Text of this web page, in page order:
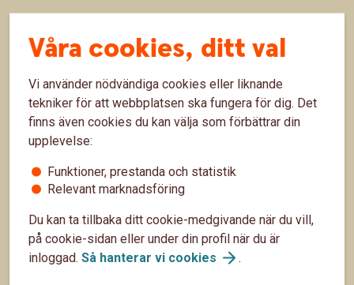
Våra cookies, ditt val
Vi använder nödvändiga cookies eller liknande
tekniker för att webbplatsen ska fungera för dig. Det
finns även cookies du kan välja som förbättrar din
upplevelse:
Funktioner, prestanda och statistik
Relevant marknadsföring
Du kan ta tillbaka ditt cookie-medgivande när du vill,
på cookie-sidan eller under din profil när du är
inloggad. Så hanterar vi cookies .
Räkna på billån
Räkna ut pension
Hitta snabbt
Räntor, priser och kurser
Jobba hos oss